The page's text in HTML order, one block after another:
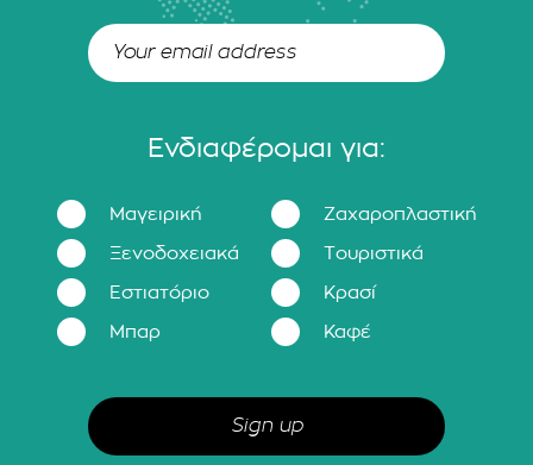
Ενδιαφέρομαι για:
Μαγειρική Ζαχαροπλαστική
Ξενοδοχειακά Τουριστικά
Εστιατόριο Κρασί
Μπαρ Καφέ